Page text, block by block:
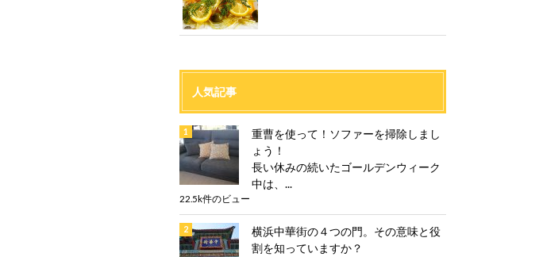
人気記事
重曹を使って！ソファーを掃除しまし
ょう！
長い休みの続いたゴールデンウィーク
中は、...
22.5k件のビュー
横浜中華街の４つの門。その意味と役
割を知っていますか？